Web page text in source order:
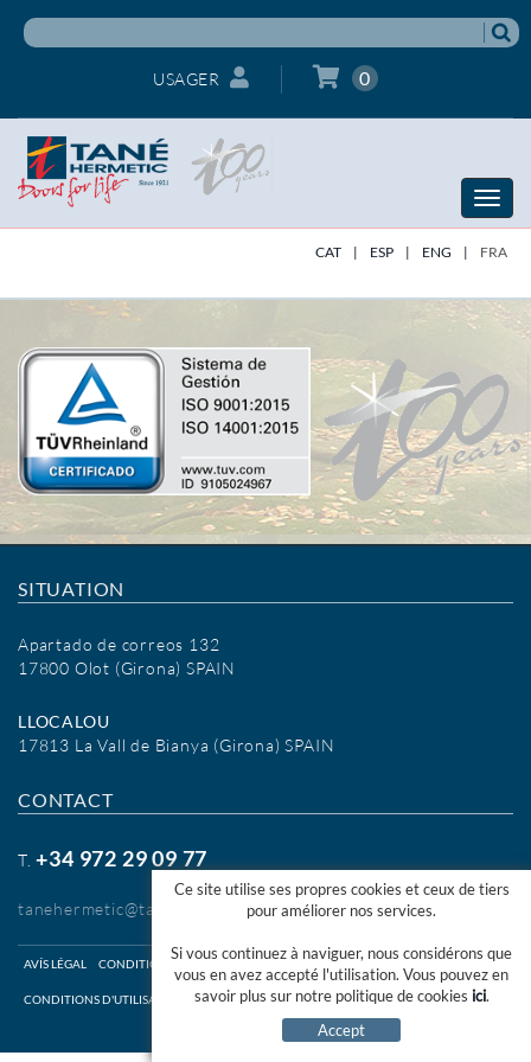
USAGER 0
Toggle
CAT | ESP | ENG | FRA
SITUATION
Apartado de correos 132
17800 Olot (Girona) SPAIN
LLOCALOU
17813 La Vall de Bianya (Girona) SPAIN
CONTACT
T.+34 972 29 09 77
tanehermetic@tanehermetic.com
AVÍS LÉGAL CONDITIONS D'UTILISATION WEB
CONDITIONS D'UTILISATION SHOP ONLINE COOKIES INFO CANAL ÉTHIQUE
MICROLÒGIC SLU
Ce site utilise ses propres cookies et ceux de tiers
pour améliorer nos services.
Si vous continuez à naviguer, nous considérons que
vous en avez accepté l'utilisation. Vous pouvez en
savoir plus sur notre politique de cookies ici.
Accept